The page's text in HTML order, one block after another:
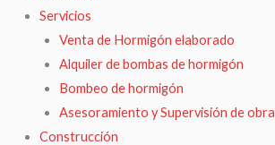
Servicios
Venta de Hormigón elaborado
Alquiler de bombas de hormigón
Bombeo de hormigón
Asesoramiento y Supervisión de obra
Construcción